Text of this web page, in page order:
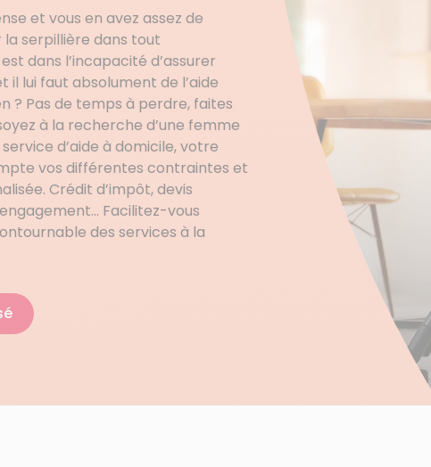
et vous en avez assez de
la serpillière dans tout
dans l’incapacité d’assurer
lui faut absolument de l’aide
? Pas de temps à perdre, faites
à la recherche d’une femme
d’aide à domicile, votre
vos différentes contraintes et
Crédit d’impôt, devis
Facilitez-vous
des services à la